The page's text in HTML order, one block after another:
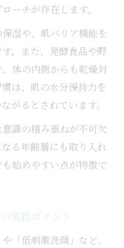
ーチが存在します。
湿や、肌バリア機能を
。また、発酵食品や野
体の内側からも乾燥対
は、肌の水分保持力を
がるとされています。
識の積み重ねが不可欠
る年齢層にも取り入れ
始めやすい点が特徴で
実践ポイント
「低刺激洗顔」など、